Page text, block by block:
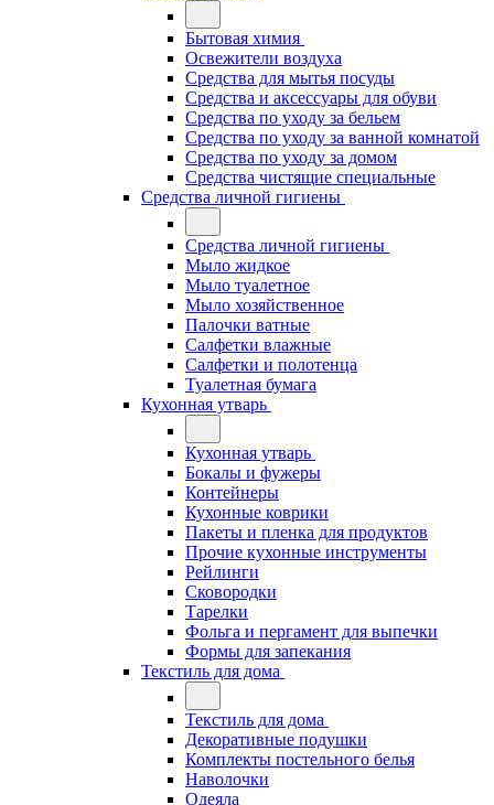
Бытовая химия
Освежители воздуха
Средства для мытья посуды
Средства и аксессуары для обуви
Средства по уходу за бельем
Средства по уходу за ванной комнатой
Средства по уходу за домом
Средства чистящие специальные
Средства личной гигиены
Средства личной гигиены
Мыло жидкое
Мыло туалетное
Мыло хозяйственное
Палочки ватные
Салфетки влажные
Салфетки и полотенца
Туалетная бумага
Кухонная утварь
Кухонная утварь
Бокалы и фужеры
Контейнеры
Кухонные коврики
Пакеты и пленка для продуктов
Прочие кухонные инструменты
Рейлинги
Сковородки
Тарелки
Фольга и пергамент для выпечки
Формы для запекания
Текстиль для дома
Текстиль для дома
Декоративные подушки
Комплекты постельного белья
Наволочки
Одеяла